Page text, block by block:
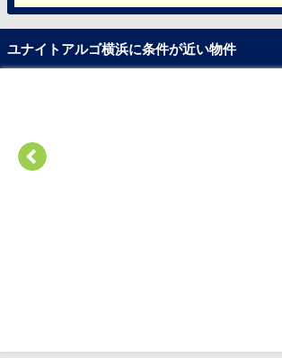
ユナイトアルゴ横浜に条件が近い物件